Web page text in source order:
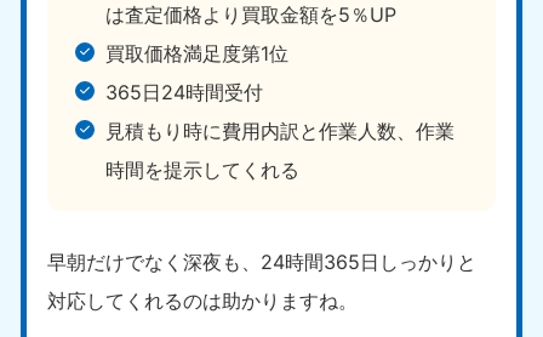
は査定価格より買取金額を5％UP
買取価格満足度第1位
365日24時間受付
見積もり時に費用内訳と作業人数、作業
時間を提示してくれる
早朝だけでなく深夜も、24時間365日しっかりと
対応してくれるのは助かりますね。